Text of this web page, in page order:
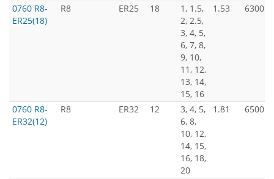
0760 R8-
ER25(18)
R8 ER25 18
1, 1.5,
2, 2.5,
3, 4, 5,
6, 7, 8,
9, 10,
11, 12,
13, 14,
15, 16
1.53 6300
0760 R8-
ER32(12)
R8 ER32 12
3, 4, 5,
6, 8,
10, 12,
14, 15,
16, 18,
20
1.81 6500